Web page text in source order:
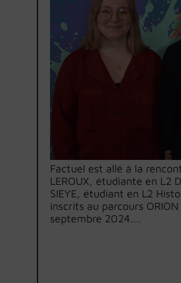
Factuel est allé à la
LEROUX, étudiante en L2
SIEYE, étudiant en L2
inscrits au parcours
septembre 2024.…